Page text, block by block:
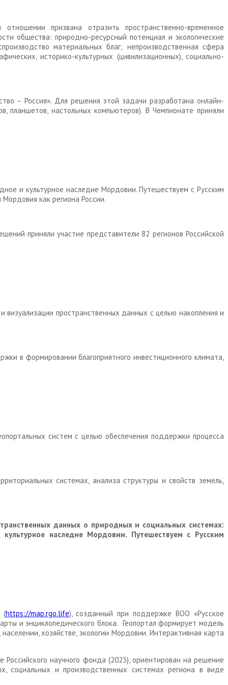
призвана отразить пространственно-временное
общества: природно-ресурсный потенциал и экологические
материальных благ; непроизводственная сфера
историко-культурных (цивилизационных), социально-
– Россия». Для решения этой задачи разработана онлайн-
планшетов, настольных компьютеров). В Чемпионате приняли
и культурное наследие Мордовии. Путешествуем с Русским
Мордовия как региона России.
приняли участие представители 82 регионов Российской
визуализации пространственных данных с целью накопления и
в формировании благоприятного инвестиционного климата,
систем с целью обеспечения поддержки процесса
системах, анализа структуры и свойств земель,
данных о природных и социальных системах:
наследие Мордовии. Путешествуем с Русским
(https://map.rgo.life), созданный при поддержке ВОО «Русское
и энциклопедического блока. Геопортал формирует модель
хозяйстве, экологии Мордовии. Интерактивная карта
Российского научного фонда (2023), ориентирован на решение
социальных и производственных системах региона в виде